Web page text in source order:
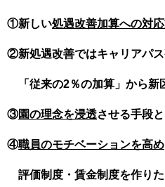
①新しい処遇改善加算への対
②新処遇改善ではキャリアパス
「従来の2％の加算」から新
③園の理念を浸透させる手段
④職員のモチベーションを高め
評価制度・賃金制度を作り